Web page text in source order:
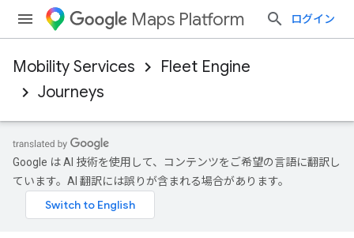
Maps Platform ログイン
Mobility Services
Fleet Engine
Journeys
Google は AI 技術を使用して、コンテンツをご希望の言語に翻訳し
ています。AI 翻訳には誤りが含まれる場合があります。